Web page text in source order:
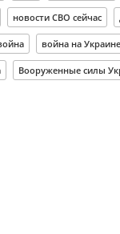
новости СВО сейчас
война на Украине
Вооруженные силы